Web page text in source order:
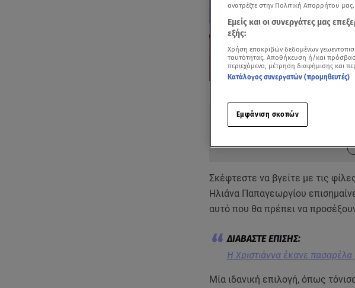
Δείτε
Σκέφτεστε να βγείτε με τις
Ηλιάνα Παπαγεωργίου
αυτό που θα πρέπει να
Η Χριστιάννα έκανε πασαρέλα
Μία ιδανική επιλογή, όπως
ανατρέξτε στην Πολιτική Απορρήτου μας.
Εμείς και οι συνεργάτες μας
εξής:
Χρήση επακριβών δεδομένων
ταυτότητας. Αποθήκευση ή/και
περιεχόμενο, μέτρηση διαφήμισης και
Κατάλογος συνεργατών (προμηθευτές)
Εμφάνιση σκοπών